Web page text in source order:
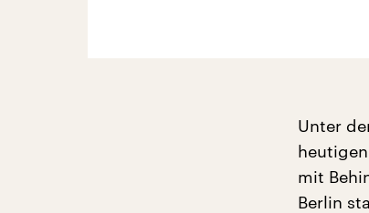
Unter
mit
Berlin